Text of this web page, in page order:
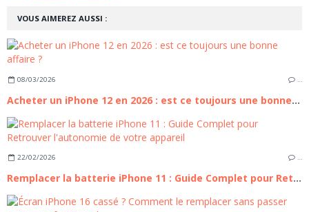
VOUS AIMEREZ AUSSI :
08/03/2026 …
Acheter un iPhone 12 en 2026 : est ce toujours une bonne affaire ?
22/02/2026 …
Remplacer la batterie iPhone 11 : Guide Complet pour Retrouver l'autonomie de votre appareil